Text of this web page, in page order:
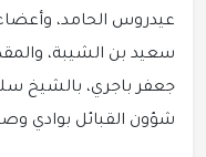
عيدروس الحامد،
سعيد بن الشيبة،
جعفر باجري، بالشيخ
شؤون القبائل بوادي